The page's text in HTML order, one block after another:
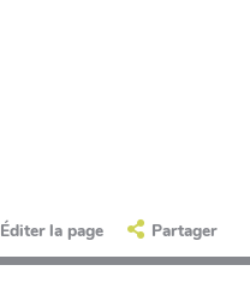
Éditer la page Partager